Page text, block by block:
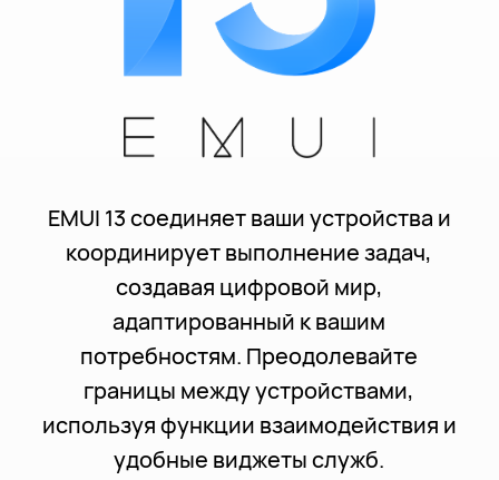
EMUI 13 соединяет ваши устройства и
координирует выполнение задач,
создавая цифровой мир,
адаптированный к вашим
потребностям. Преодолевайте
границы между устройствами,
используя функции взаимодействия и
удобные виджеты служб.